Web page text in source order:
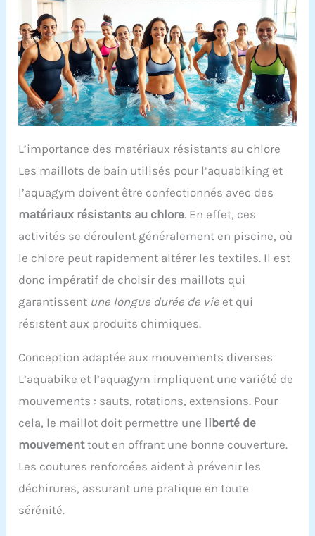
L’importance des matériaux résistants au chlore
Les maillots de bain utilisés pour l’aquabiking et
l’aquagym doivent être confectionnés avec des
matériaux résistants au chlore. En effet, ces
activités se déroulent généralement en piscine, où
le chlore peut rapidement altérer les textiles. Il est
donc impératif de choisir des maillots qui
garantissent une longue durée de vie et qui
résistent aux produits chimiques.
Conception adaptée aux mouvements diverses
L’aquabike et l’aquagym impliquent une variété de
mouvements : sauts, rotations, extensions. Pour
cela, le maillot doit permettre une liberté de
mouvementtout en offrant une bonne couverture.
Les coutures renforcées aident à prévenir les
déchirures, assurant une pratique en toute
sérénité.